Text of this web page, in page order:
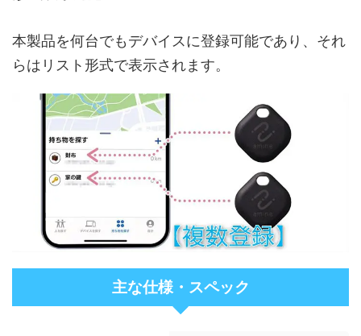
本製品を何台でもデバイスに登録可能であり、それ
らはリスト形式で表示されます。
主な仕様・スペック